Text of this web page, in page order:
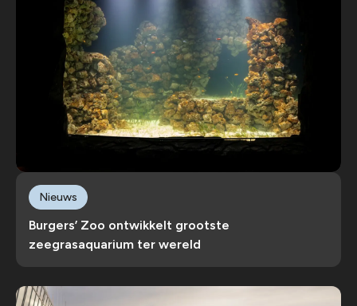
Burgers’ Zoo ontwikkelt grootste
zeegrasaquarium ter wereld
Nieuws